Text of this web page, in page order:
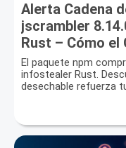
Alerta Cadena
jscrambler
Rust – Cómo
Desechable
El paquete npm
infostealer Rust.
desechable refuerza